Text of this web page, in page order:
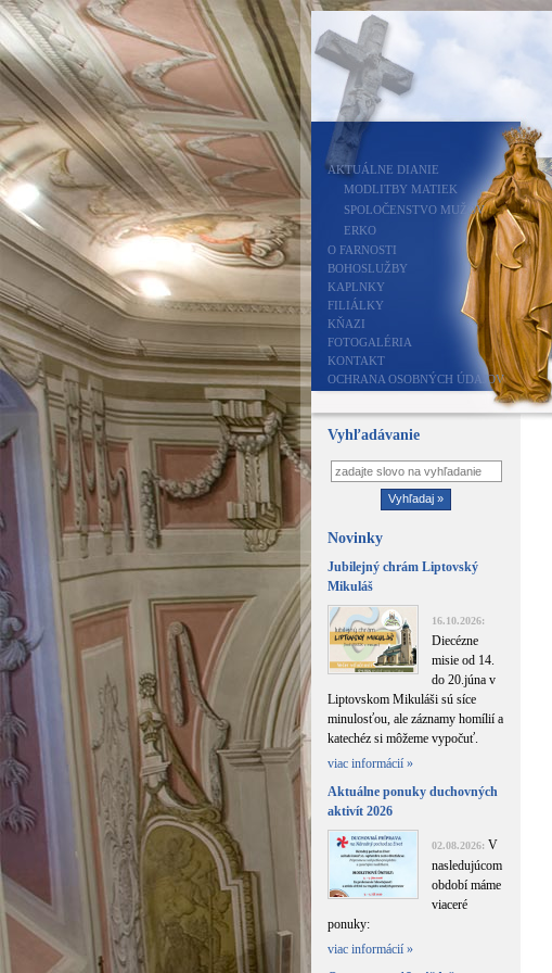
AKTUÁLNE DIANIE
MODLITBY MATIEK
SPOLOČENSTVO MUŽOV
ERKO
O FARNOSTI
BOHOSLUŽBY
KAPLNKY
FILIÁLKY
KŇAZI
FOTOGALÉRIA
KONTAKT
OCHRANA OSOBNÝCH ÚDAJOV
Vyhľadávanie
Novinky
Jubilejný chrám Liptovský
Mikuláš
16.10.2026:
Diecézne
misie od 14.
do 20.júna v
Liptovskom Mikuláši sú síce
minulosťou, ale záznamy homílií a
katechéz si môžeme vypočuť.
viac informácií »
Aktuálne ponuky duchovných
aktivít 2026
02.08.2026: V
nasledujúcom
období máme
viaceré
ponuky:
viac informácií »